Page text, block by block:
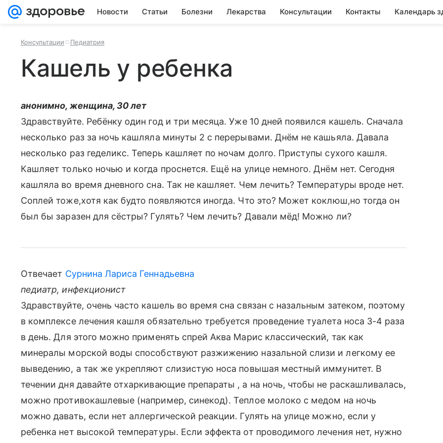
Новости Статьи Болезни Лекарства Консультации Контакты Календарь
Консультации Педиатрия
Кашель у ребенка
анонимно, женщина, 30 лет
Здравствуйте. Ребёнку один год и три месяца. Уже 10 дней появился кашель. Сначала
несколько раз за ночь кашляла минуты 2 с перерывами. Днём не кашьяла. Давала
несколько раз геделикс. Теперь кашляет по ночам долго. Приступы сухого кашля.
Кашляет только ночью и когда проснется. Ещё на улице немного. Днём нет. Сегодня
кашляла во время дневного сна. Так не кашляет. Чем лечить? Температуры вроде нет.
Соплей тоже,хотя как будто появляются иногда. Что это? Может коклюш,но тогда он
был бы заразен для сёстры? Гулять? Чем лечить? Давали мёд! Можно ли?
Отвечает Сурнина Лариса Геннадьевна
педиатр, инфекционист
Здравствуйте, очень часто кашель во время сна связан с назальным затеком, поэтому
в комплексе лечения кашля обязательно требуется проведение туалета носа 3-4 раза
в день. Для этого можно применять спрей Аква Марис классический, так как
минералы морской воды способствуют разжижению назальной слизи и легкому ее
выведению, а так же укрепляют слизистую носа повышая местный иммунитет. В
течении дня давайте отхаркивающие препараты , а на ночь, чтобы не раскашливалась,
можно противокашлевые (например, синекод). Теплое молоко с медом на ночь
можно давать, если нет аллергической реакции. Гулять на улице можно, если у
ребенка нет высокой температуры. Если эффекта от проводимого лечения нет, нужно